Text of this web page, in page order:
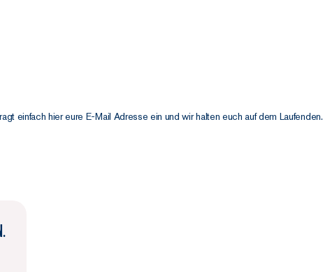
einfach hier eure E-Mail Adresse ein und wir halten euch auf dem Laufenden.